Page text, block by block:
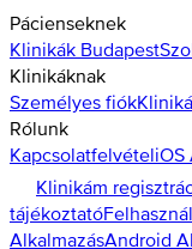
Pácienseknek
Klinikák Budapest
Klinikáknak
Személyes fiók
Rólunk
KapcsolatfelvételiOS
Klinikám
tájékoztató
AlkalmazásAndroid